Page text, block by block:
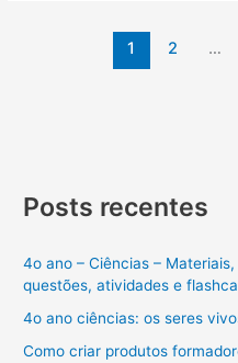
1 2 …
Posts recentes
4o ano – Ciências –
questões, atividades e
4o ano ciências: os seres
Como criar produtos